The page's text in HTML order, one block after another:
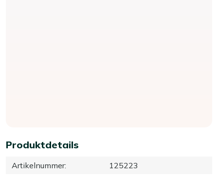
Produktdetails
Artikelnummer:
125223